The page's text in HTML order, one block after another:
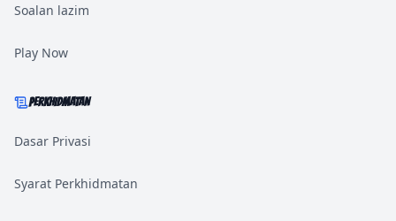
Soalan lazim
Play Now
PERKHIDMATAN
Dasar Privasi
Syarat Perkhidmatan